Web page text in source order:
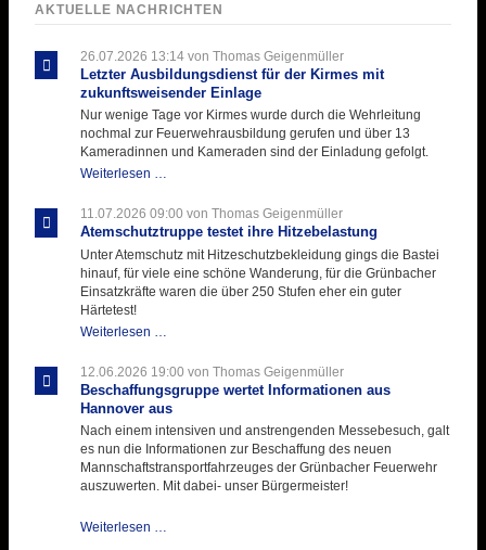
AKTUELLE NACHRICHTEN
26.07.2026 13:14von Thomas Geigenmüller
Letzter Ausbildungsdienst für der Kirmes mit
zukunftsweisender Einlage
Nur wenige Tage vor Kirmes wurde durch die Wehrleitung
nochmal zur Feuerwehrausbildung gerufen und über 13
Kameradinnen und Kameraden sind der Einladung gefolgt.
Weiterlesen …
für
der
11.07.2026 09:00 von Thomas Geigenmüller
Atemschutztruppe testet ihre Hitzebelastung
Unter Atemschutz mit Hitzeschutzbekleidung gings die Bastei
hinauf, für viele eine schöne Wanderung, für die Grünbacher
Einsatzkräfte waren die über 250 Stufen eher ein guter
Härtetest!
Weiterlesen …
ihre
Hitzebelastung
12.06.2026 19:00 von Thomas Geigenmüller
Beschaffungsgruppe wertet Informationen aus
Hannover aus
Nach einem intensiven und anstrengenden Messebesuch, galt
es nun die Informationen zur Beschaffung des neuen
Mannschaftstransportfahrzeuges der Grünbacher Feuerwehr
auszuwerten. Mit dabei- unser Bürgermeister!
Weiterlesen …